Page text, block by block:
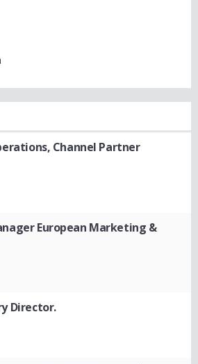
Channel Partner
European Marketing &
Director.